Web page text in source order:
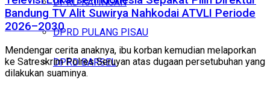
DPRD PULANG PISAU
DPRD BARSEL
Bandung TV Alit Suwirya Nahkodai ATVLI Periode
2026–2030
Mendengar cerita anaknya, ibu korban kemudian melaporkan
ke Satreskrim Polres Seruyan atas dugaan persetubuhan yang
dilakukan suaminya.